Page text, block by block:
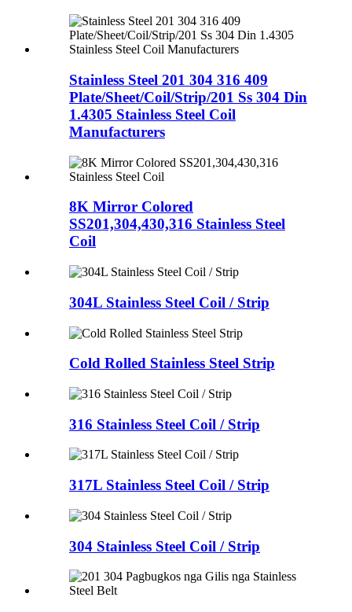
Stainless Steel 201 304 316 409
Plate/Sheet/Coil/Strip/201 Ss 304 Din
1.4305 Stainless Steel Coil
Manufacturers
8K Mirror Colored
SS201,304,430,316 Stainless Steel
Coil
304L Stainless Steel Coil / Strip
Cold Rolled Stainless Steel Strip
316 Stainless Steel Coil / Strip
317L Stainless Steel Coil / Strip
304 Stainless Steel Coil / Strip